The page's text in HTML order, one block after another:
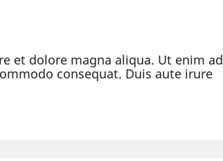
et dolore magna aliqua. Ut enim ad
consequat. Duis aute irure